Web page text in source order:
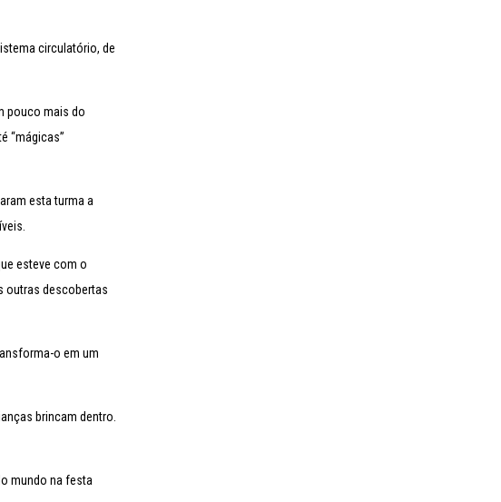
circulatório, de
pouco mais do
“mágicas”
esta turma a
esteve com o
outras descobertas
o em um
brincam dentro.
mundo na festa